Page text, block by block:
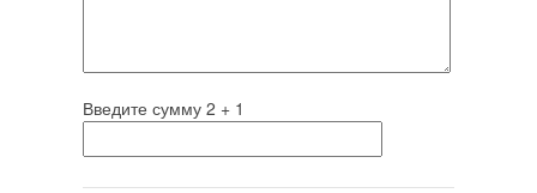
Введите сумму 2 + 1